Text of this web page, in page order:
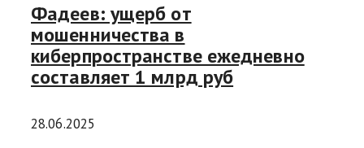
Фадеев: ущерб от
мошенничества в
киберпространстве ежедневно
составляет 1 млрд руб
28.06.2025